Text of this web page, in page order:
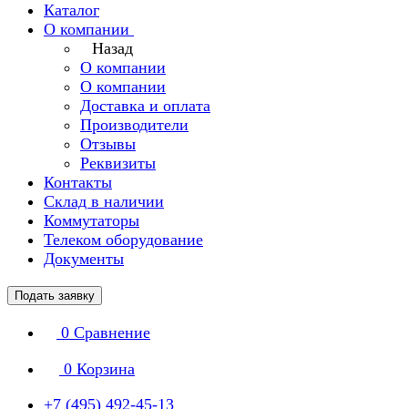
Каталог
О компании
Назад
О компании
О компании
Доставка и оплата
Производители
Отзывы
Реквизиты
Контакты
Склад в наличии
Коммутаторы
Телеком оборудование
Документы
Подать заявку
0 Сравнение
0 Корзина
+7 (495) 492-45-13